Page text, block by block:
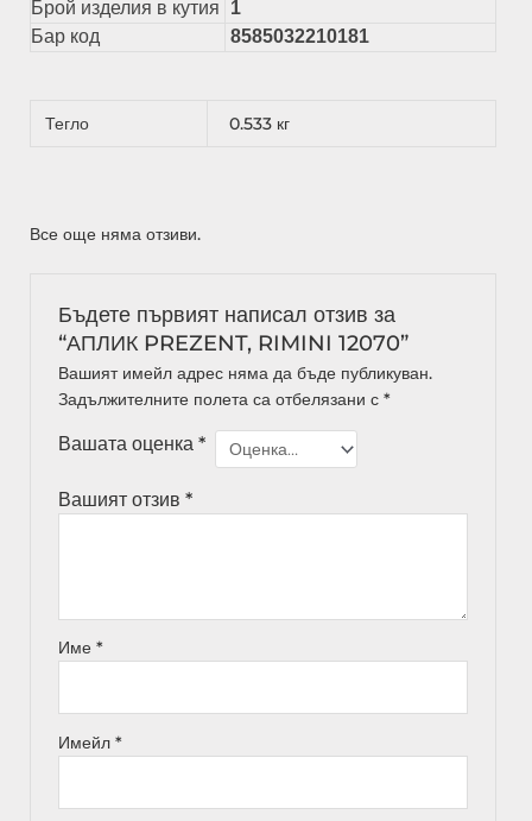
Брой изделия в кутия
1
Бар код
8585032210181
Тегло 0.533 кг
Все още няма отзиви.
Бъдете първият написал отзив за
“АПЛИК PREZENT, RIMINI 12070”
Вашият имейл адрес няма да бъде публикуван.
Задължителните полета са отбелязани с *
Вашата оценка *
Вашият отзив *
Име *
Имейл *